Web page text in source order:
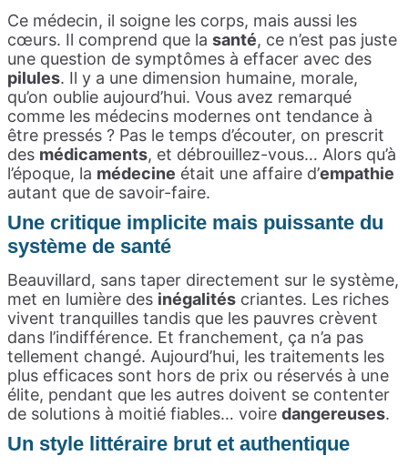
Ce médecin, il soigne les corps, mais aussi les
cœurs. Il comprend que la santé, ce n’est pas juste
une question de symptômes à effacer avec des
pilules. Il y a une dimension humaine, morale,
qu’on oublie aujourd’hui. Vous avez remarqué
comme les médecins modernes ont tendance à
être pressés ? Pas le temps d’écouter, on prescrit
des médicaments, et débrouillez-vous… Alors qu’à
l’époque, la médecine était une affaire d’empathie
autant que de savoir-faire.
Une critique implicite mais puissante du
système de santé
Beauvillard, sans taper directement sur le système,
met en lumière des inégalités criantes. Les riches
vivent tranquilles tandis que les pauvres crèvent
dans l’indifférence. Et franchement, ça n’a pas
tellement changé. Aujourd’hui, les traitements les
plus efficaces sont hors de prix ou réservés à une
élite, pendant que les autres doivent se contenter
de solutions à moitié fiables… voire dangereuses.
Un style littéraire brut et authentique